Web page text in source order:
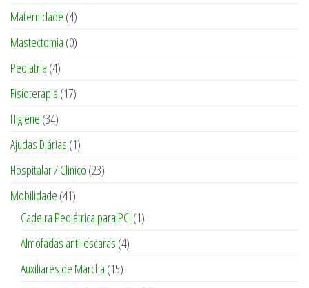
Maternidade (4)
Mastectomia (0)
Pediatria (4)
Fisioterapia (17)
Higiene (34)
Ajudas Diárias (1)
Hospitalar / Clinico (23)
Mobilidade (41)
Cadeira Pediátrica para PCI (1)
Almofadas anti-escaras (4)
Auxiliares de Marcha (15)